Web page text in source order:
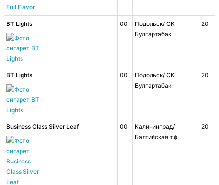
BT Lights 00
Подольск/ СК
Булгартабак
20
BT Lights 00
Подольск/ СК
Булгартабак
20
Business Class Silver Leaf 00
Калининград/
Балтийская т.ф.
20